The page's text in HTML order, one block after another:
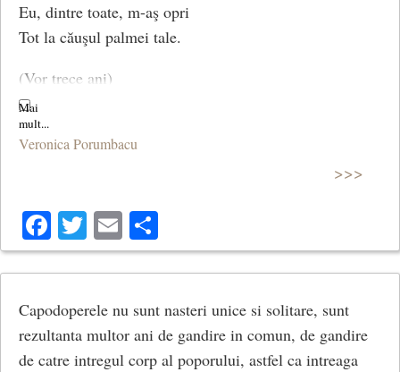
Eu, dintre toate, m-aş opri
Tot la căuşul palmei tale.
(Vor trece ani)
Veronica Porumbacu
>>>
Facebook
Twitter
Email
Capodoperele nu sunt nasteri unice si solitare, sunt
rezultanta multor ani de gandire in comun, de gandire
de catre intregul corp al poporului, astfel ca intreaga